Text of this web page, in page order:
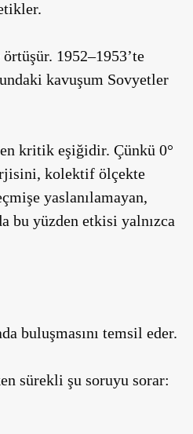
1952–1953’te
kavuşum Sovyetler
kritik eşiğidir. Çünkü 0°
kolektif ölçekte
yaslanılamayan,
bu yüzden etkisi yalnızca
buluşmasını temsil eder.
sürekli şu soruyu sorar: